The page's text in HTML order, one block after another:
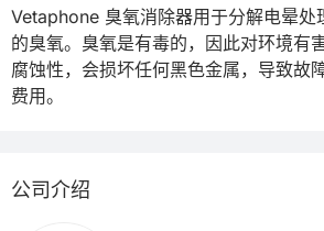
Vetaphone 臭氧消除器用于分解电晕处
的臭氧。臭氧是有毒的，因此对环境有
腐蚀性，会损坏任何黑色金属，导致故
费用。
公司介绍